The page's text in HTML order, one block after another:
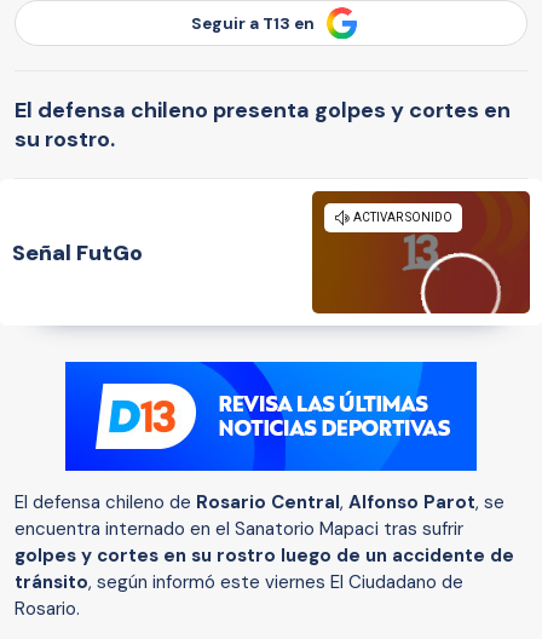
Seguir a T13 en
El defensa chileno presenta golpes y cortes en
su rostro.
Señal FutGo
El defensa chileno de Rosario Central, Alfonso Parot, se
encuentra internado en el Sanatorio Mapaci tras sufrir
golpes y cortes en su rostro luego de un accidente de
tránsito, según informó este viernes El Ciudadano de
Rosario.